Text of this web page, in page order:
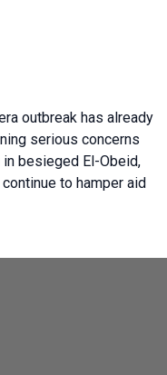
outbreak has already
serious concerns
besieged El-Obeid,
to hamper aid